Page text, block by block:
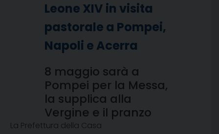
Leone XIV in visita
pastorale a Pompei,
Napoli e Acerra
8 maggio sarà a
Pompei per la Messa,
la supplica alla
Vergine e il pranzo
La Prefettura della Casa